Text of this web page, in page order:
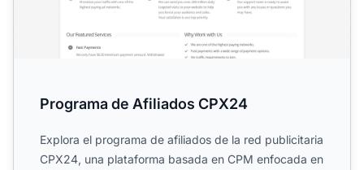
Programa de Afiliados CPX24
Explora el programa de afiliados de la red publicitaria
CPX24, una plataforma basada en CPM enfocada en